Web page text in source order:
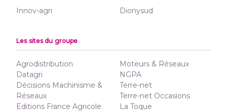
Innov-agri Dionysud
Les sites du groupe
Agrodistribution
Datagri
Décisions Machinisme &
Réseaux
Editions France Agricole
Moteurs & Réseaux
NGPA
Terre-net
Terre-net Occasions
La Toque